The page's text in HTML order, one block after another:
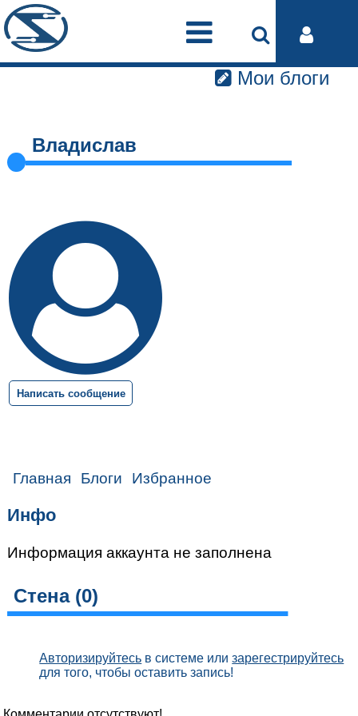
Мои блоги
Владислав
Написать сообщение
Главная Блоги Избранное
Инфо
Информация аккаунта не заполнена
Стена (0)
Авторизируйтесь в системе илизарегестрируйтесь
для того, чтобы оставить запись!